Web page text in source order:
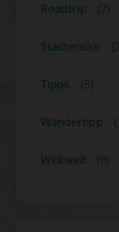
Roadtrip (7)
Städtereise
Tipps (5)
Wandertipp
Weltweit (9)